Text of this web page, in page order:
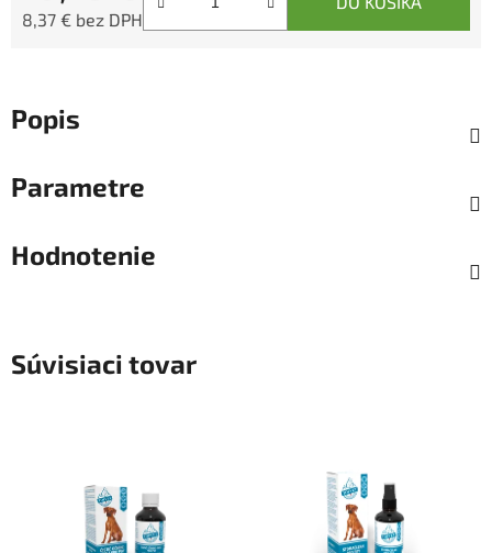
8,37 € bez DPH
Popis
Parametre
Hodnotenie
Súvisiaci tovar